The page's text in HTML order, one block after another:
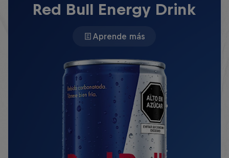
Red Bull Energy Drink
Aprende más